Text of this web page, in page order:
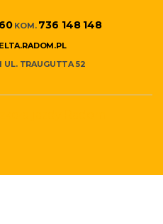
KOM. 736 148 148
TRAUGUTTA 52